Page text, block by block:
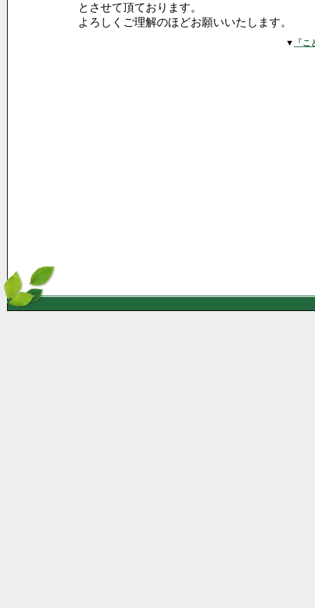
とさせて頂ております。
よろしくご理解のほどお願いいたします。
▼ 「